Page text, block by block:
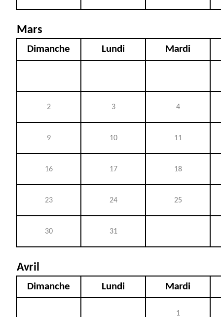
Mars
Dimanche Lundi Mardi
2 3 4
9 10 11
16 17 18
23 24 25
30 31
Avril
Dimanche Lundi Mardi
1